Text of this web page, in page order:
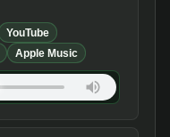
YouTube
Apple Music